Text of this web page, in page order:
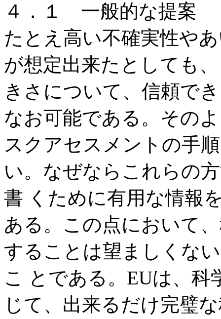
４．１ 一般的な提案
たとえ高い不確実性や
が想定出来たとしても
きさについて、信頼で
なお可能である。その
スクアセスメントの手
い。なぜならこれらの
書 くために有用な情報
ある。この点において
することは望ましくな
こ とである。EUは、科
じて、出来るだけ完璧